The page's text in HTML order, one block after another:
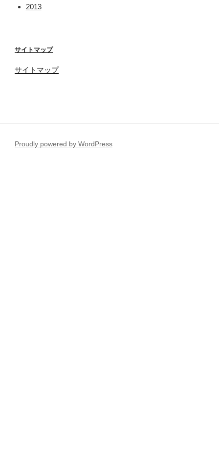
2013
サイトマップ
サイトマップ
Proudly powered by WordPress